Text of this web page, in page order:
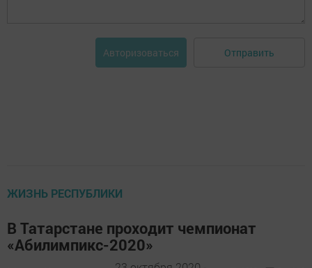
Авторизоваться Отправить
ЖИЗНЬ РЕСПУБЛИКИ
В Татарстане проходит чемпионат
«Абилимпикс-2020»